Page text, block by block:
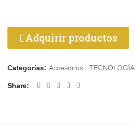
Adquirir productos
Categorías: Accesorios TECNOLOGÍA
Share